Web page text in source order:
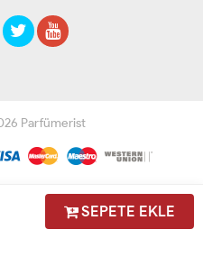
SEPETE EKLE
Parfümerist
by innovation
Sipariş Takibi İletişim